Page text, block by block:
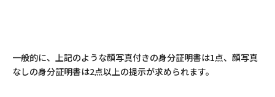
一般的に、上記のような顔写真付きの身分証明書は1点、顔写真
なしの身分証明書は2点以上の提示が求められます。